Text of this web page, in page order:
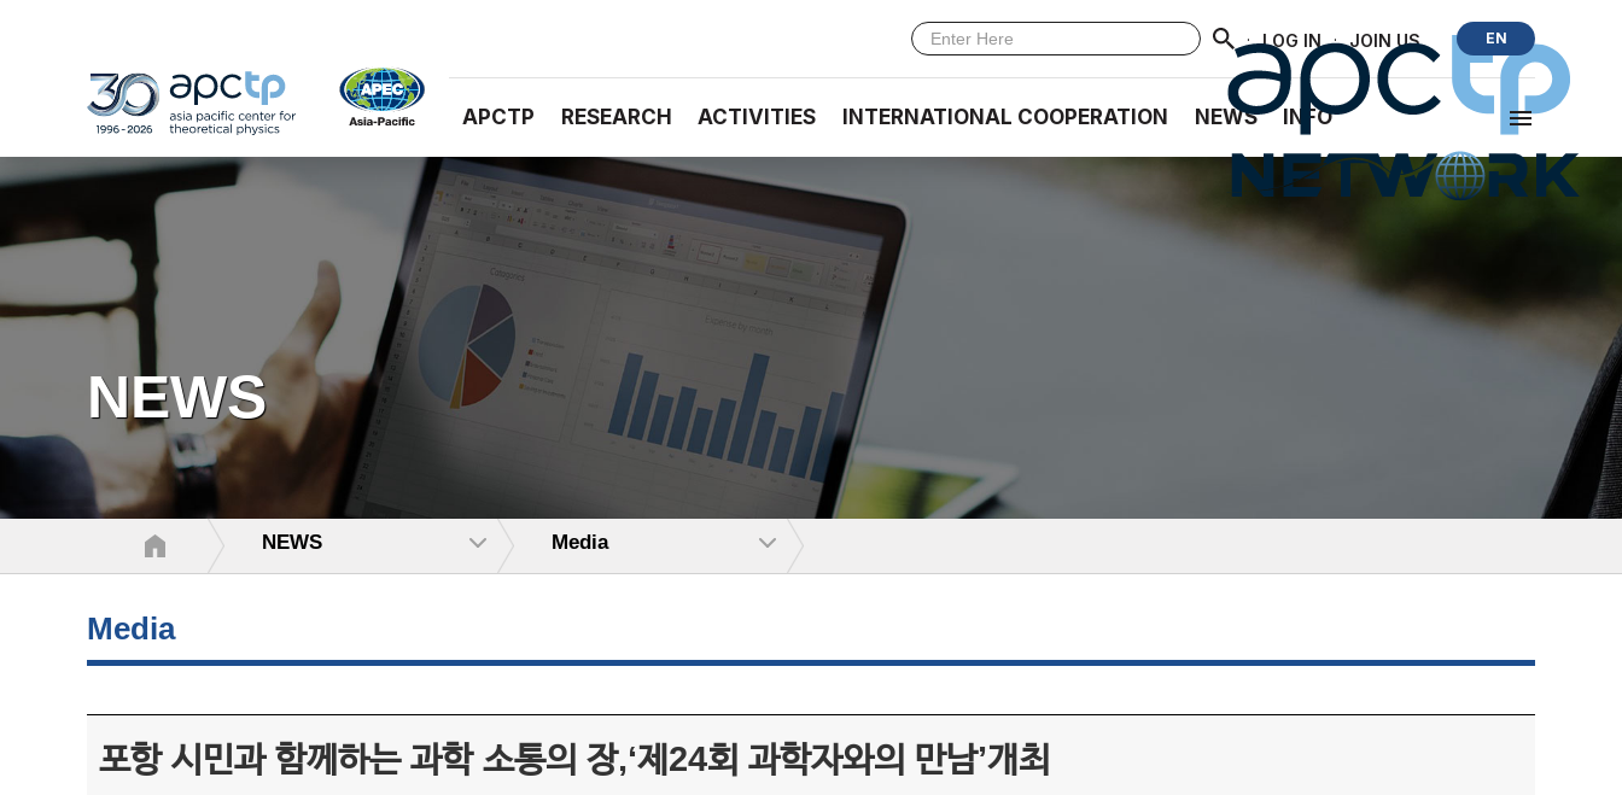
· LOG IN · JOIN US EN
APCTP RESEARCH ACTIVITIES INTERNATIONAL COOPERATION NEWS INFO
NEWS
NEWS Media
Media
포항 시민과 함께하는 과학 소통의 장,‘제24회 과학자와의 만남’개최